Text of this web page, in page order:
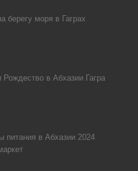
берегу моря в Гаграх
в Абхазии Гагра
питания в Абхазии 2024